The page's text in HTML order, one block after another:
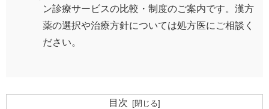
ン診療サービスの比較・制度のご案内です。漢方
薬の選択や治療方針については処方医にご相談く
ださい。
目次